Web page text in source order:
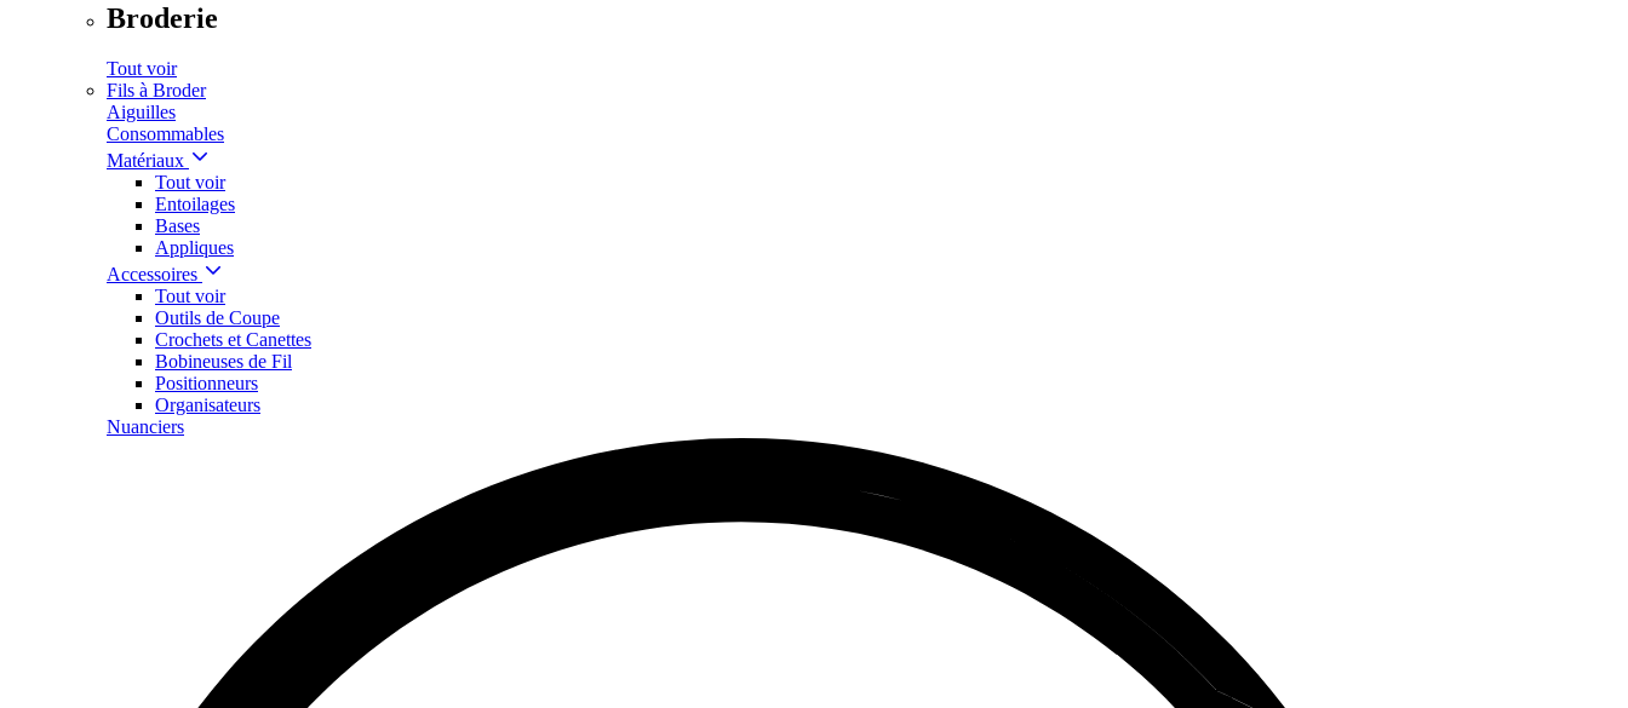
Broderie
Tout voir
Fils à Broder
Aiguilles
Consommables
Matériaux
Tout voir
Entoilages
Bases
Appliques
Accessoires
Tout voir
Outils de Coupe
Crochets et Canettes
Bobineuses de Fil
Positionneurs
Organisateurs
Nuanciers